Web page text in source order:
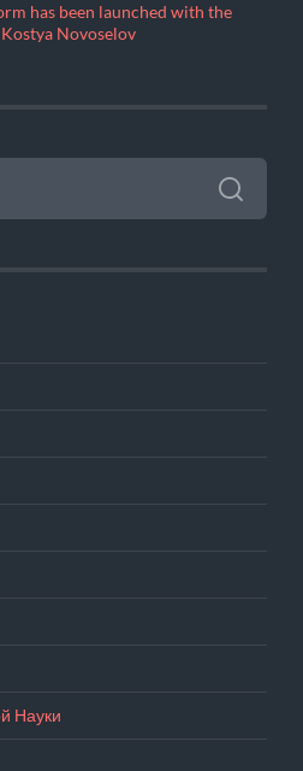
has been launched with the
Novoselov
Науки